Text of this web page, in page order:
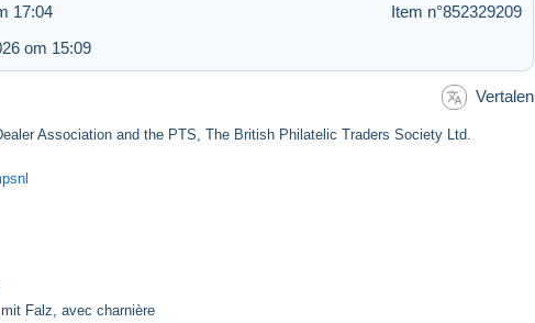
17:04
Item n°852329209
om 15:09
Vertalen
Association and the PTS, The British Philatelic Traders Society Ltd.
Falz, avec charnière